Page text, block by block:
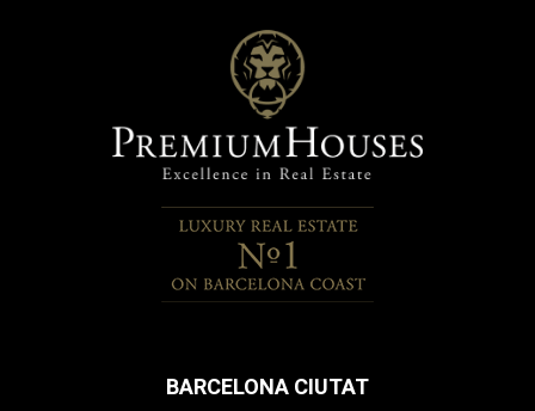
BARCELONA CIUTAT